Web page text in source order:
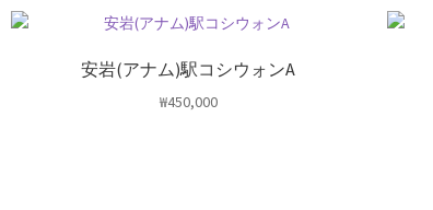
安岩(アナム)駅コシウォンA
₩450,000